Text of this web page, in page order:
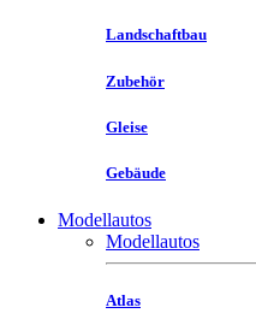
Landschaftbau
Zubehör
Gleise
Gebäude
Modellautos
Modellautos
Atlas